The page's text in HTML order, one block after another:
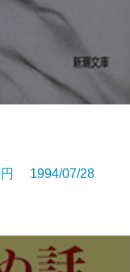
1994/07/28